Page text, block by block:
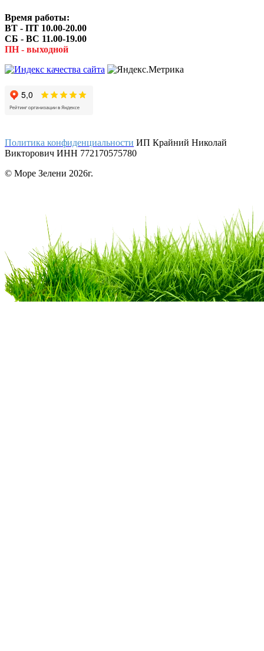
Время работы:
ВТ - ПТ 10.00-20.00
СБ - ВС 11.00-19.00
ПН - выходной
Политика конфиденциальности ИП Крайний Николай
Викторович ИНН 772170575780
© Море Зелени 2026г.